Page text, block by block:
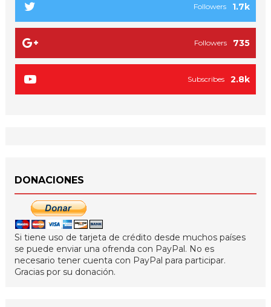
1.7k
Followers
735
Followers
2.8k
Subscribes
DONACIONES
Si tiene uso de tarjeta de crédito desde muchos países
se puede enviar una ofrenda con PayPal. No es
necesario tener cuenta con PayPal para participar.
Gracias por su donación.